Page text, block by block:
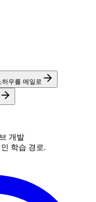
우를 메일로
개발
학습 경로.